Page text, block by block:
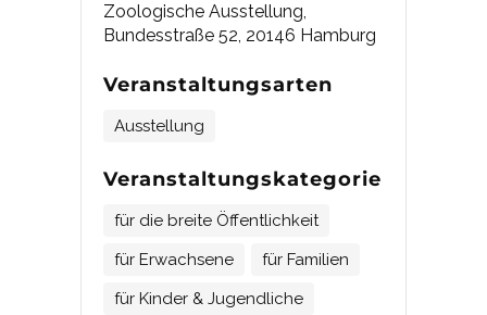
Zoologische Ausstellung,
Bundesstraße 52, 20146 Hamburg
Veranstaltungsarten
Ausstellung
Veranstaltungskategorie
für die breite Öffentlichkeit
für Erwachsene
für Familien
für Kinder & Jugendliche